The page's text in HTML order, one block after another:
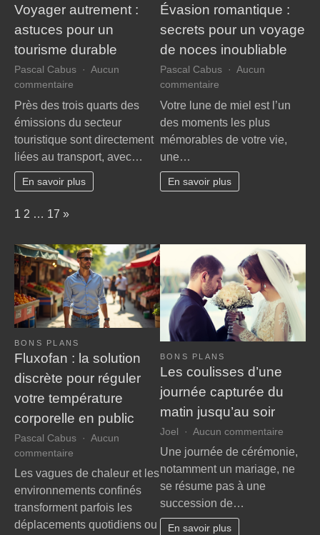
Voyager autrement :
astuces pour un
tourisme durable
Pascal Cabus
Aucun
commentaire
Voyager
autrement
:
astuces
pour
un
tourisme
Près des trois quarts des
émissions du secteur
touristique sont directement
liées au transport, avec…
En savoir plus
Évasion romantique :
secrets pour un voyage
de noces inoubliable
Pascal Cabus
Aucun
commentaire
Évasion
:
secrets
un
voyage
Votre lune de miel est l’un
des moments les plus
mémorables de votre vie,
une…
En savoir plus
Page:
1 2 … 17 Next
»
BONS PLANS
Fluxofan : la solution
discrète pour réguler
votre température
corporelle en public
Pascal Cabus
Aucun
commentaire
Fluxofan
la
solution
discrète
Les vagues de chaleur et les
environnements confinés
transforment parfois les
déplacements quotidiens ou
BONS PLANS
Les coulisses d’une
journée capturée du
matin jusqu’au soir
Joel Aucun commentaire
Les
d’une
Une journée de cérémonie,
notamment un mariage, ne
se résume pas à une
succession de…
En savoir plus